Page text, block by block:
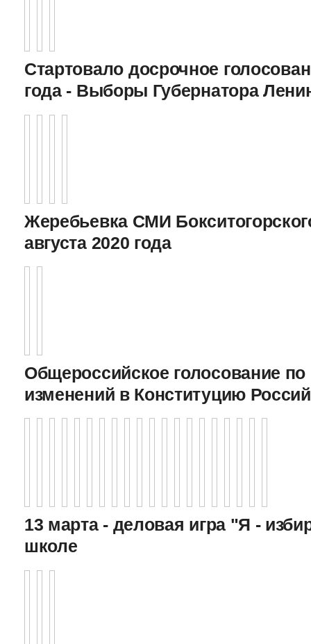
Стартовало досрочное
года - Выборы Губернатора
Жеребьевка СМИ
августа 2020 года
Общероссийское голосование
изменений в Конституцию
13 марта - деловая игра "Я -
школе